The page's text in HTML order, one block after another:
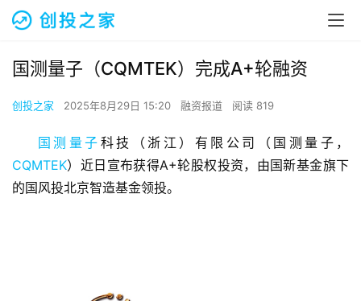
国测量子（CQMTEK）完成A+轮融资
创投之家 2025年8月29日 15:20 融资报道 阅读 819
国测量子 科技（浙江）有限公司（国测量子，
CQMTEK）近日宣布获得A+轮股权投资，由国新基金旗下
的国风投北京智造基金领投。